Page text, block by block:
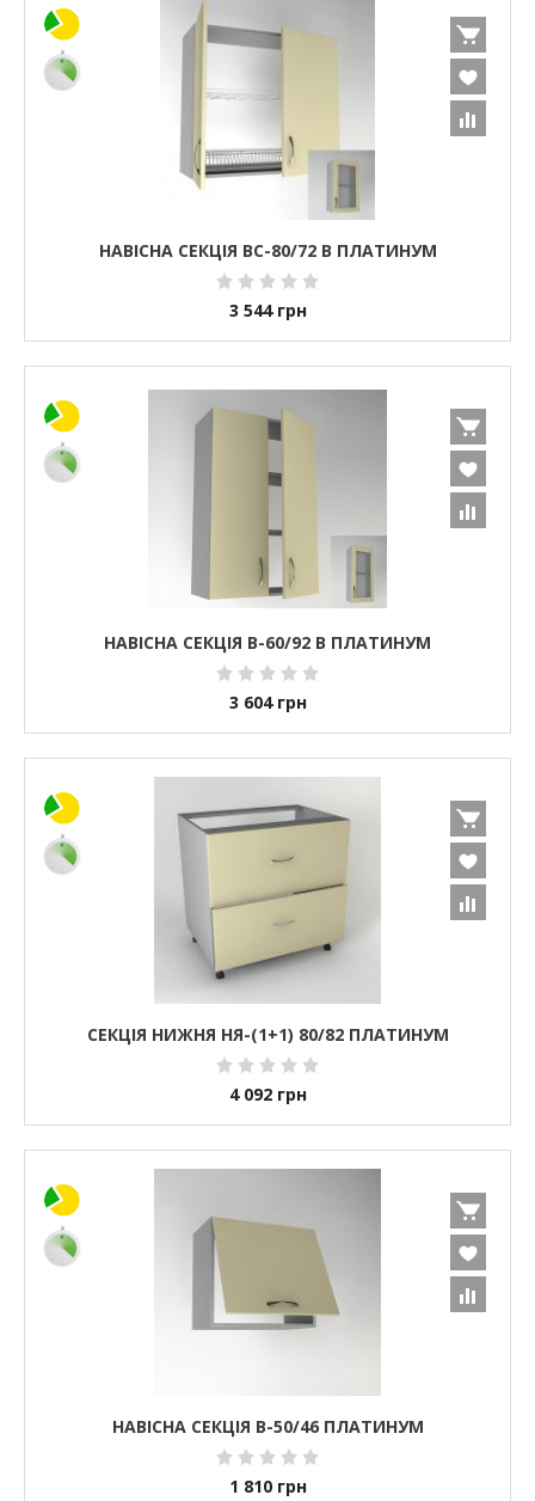
НАВІСНА СЕКЦІЯ ВС-80/72 В ПЛАТИНУМ
3 544 грн
НАВІСНА СЕКЦІЯ В-60/92 В ПЛАТИНУМ
3 604 грн
СЕКЦІЯ НИЖНЯ НЯ-(1+1) 80/82 ПЛАТИНУМ
4 092 грн
НАВІСНА СЕКЦІЯ В-50/46 ПЛАТИНУМ
1 810 грн